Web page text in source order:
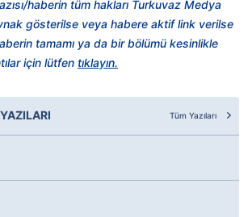
haberin tüm hakları Turkuvaz Medya
gösterilse veya habere aktif link verilse
tamamı ya da bir bölümü kesinlikle
için lütfen tıklayın.
Tüm Yazıları